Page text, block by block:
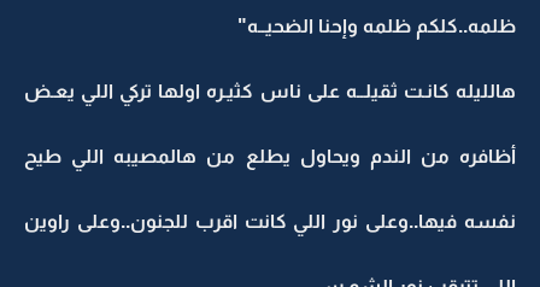
ظلمه..كلكم ظلمه وإحنا الضحيــه"
هالليله كانـت ثقيلــه على ناس كثيـره اولها تركي اللي يعـض
أظافره من الندم ويحاول يطلع من هالمصيبه اللي طيح
نفسه فيها..وعلى نور اللي كانت اقرب للجنون..وعلى راوين